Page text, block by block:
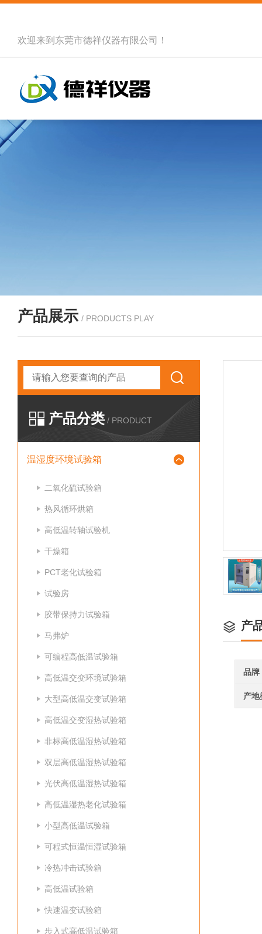
欢迎来到 东莞市德祥仪器有限公司 ！
产品展示 / PRODUCTS PLAY
产品分类 / PRODUCT
温湿度环境试验箱
二氧化硫试验箱
热风循环烘箱
高低温转轴试验机
干燥箱
PCT老化试验箱
试验房
胶带保持力试验箱
马弗炉
可编程高低温试验箱
高低温交变环境试验箱
大型高低温交变试验箱
高低温交变湿热试验箱
非标高低温湿热试验箱
双层高低温湿热试验箱
光伏高低温湿热试验箱
高低温湿热老化试验箱
小型高低温试验箱
可程式恒温恒湿试验箱
冷热冲击试验箱
高低温试验箱
快速温变试验箱
步入式高低温试验箱
产
品牌
产地